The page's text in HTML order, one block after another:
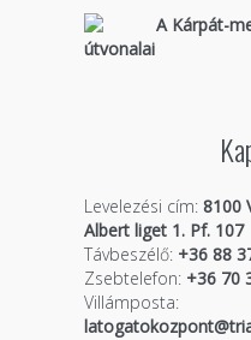
A Kárpát-
útvonalai
Levelezési cím: 8100
Albert liget 1. Pf. 107
Távbeszélő:+36 88
Zsebtelefon:+36 70
Villámposta: